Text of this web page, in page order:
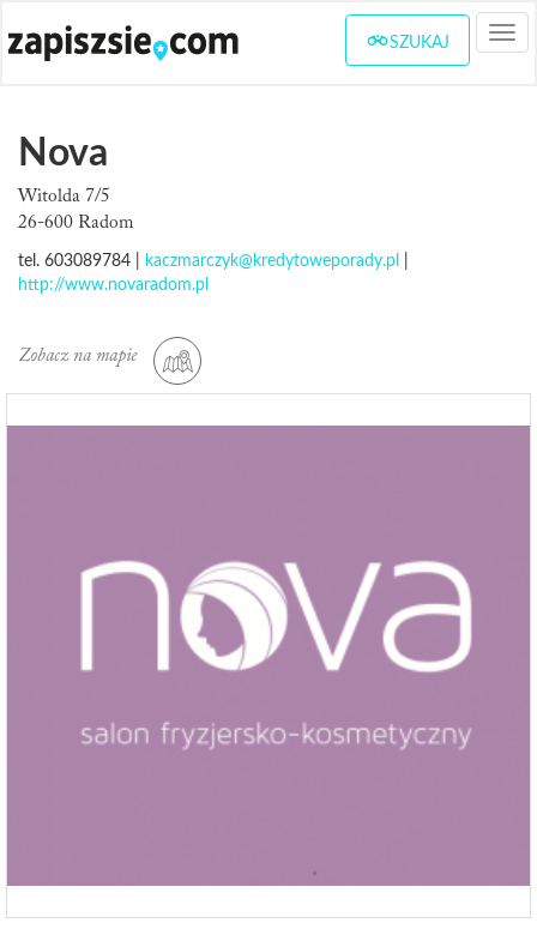
SZUKAJ
Nova
Witolda 7/5
26-600 Radom
tel. 603089784 | kaczmarczyk@kredytoweporady.pl
http://www.novaradom.pl
Zobacz na mapie